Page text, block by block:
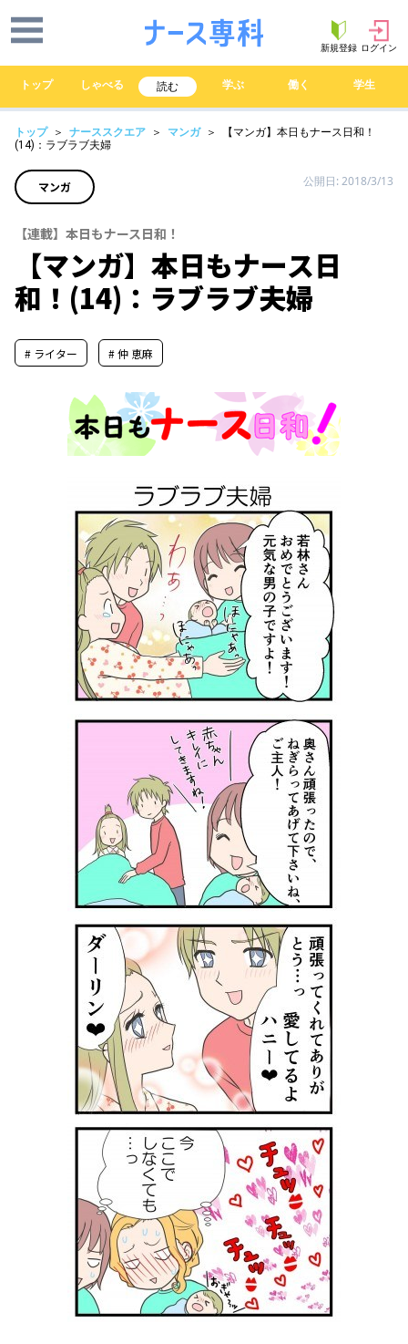
新規登録 ログイン
トップ しゃべる 読む 学ぶ 働く 学生
トップ ＞ ナーススクエア ＞ マンガ ＞ 【マンガ】本日もナース日和！
(14)：ラブラブ夫婦
マンガ 公開日: 2018/3/13
【連載】本日もナース日和！
【マンガ】本日もナース日
和！(14)：ラブラブ夫婦
# ライター # 仲 恵麻